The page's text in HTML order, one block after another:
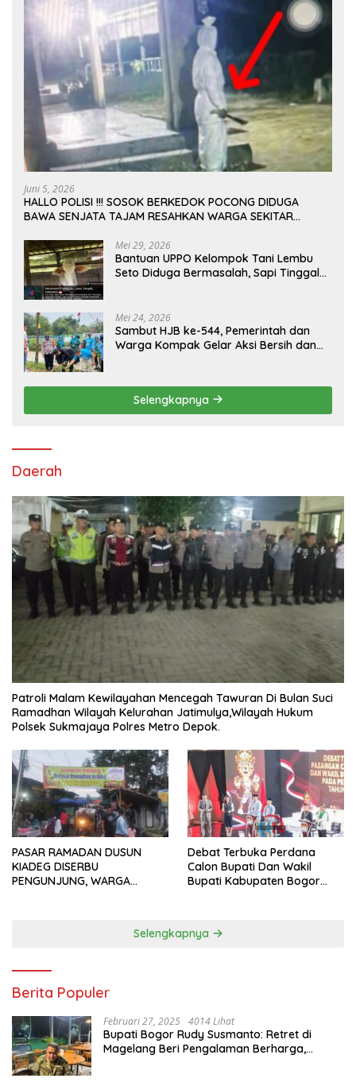
Juni 5, 2026
HALLO POLISI !!! SOSOK BERKEDOK POCONG DIDUGA
BAWA SENJATA TAJAM RESAHKAN WARGA SEKITAR
Mei 29, 2026
Bantuan UPPO Kelompok Tani Lembu
Seto Diduga Bermasalah, Sapi Tinggal
Mei 24, 2026
Sambut HJB ke-544, Pemerintah dan
Warga Kompak Gelar Aksi Bersih dan
Selengkapnya
Daerah
Patroli Malam Kewilayahan Mencegah Tawuran Di Bulan Suci
Ramadhan Wilayah Kelurahan Jatimulya,Wilayah Hukum
Polsek Sukmajaya Polres Metro Depok.
PASAR RAMADAN DUSUN
KIADEG DISERBU
PENGUNJUNG, WARGA
Debat Terbuka Perdana
Calon Bupati Dan Wakil
Bupati Kabupaten Bogor
Selengkapnya
Berita Populer
Februari 27, 2025 4014 Lihat
Bupati Bogor Rudy Susmanto: Retret di
Magelang Beri Pengalaman Berharga,